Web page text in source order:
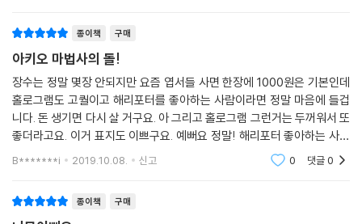
종이책 구매
아키오 마법사의 돌!
장수는 정말 몇장 안되지만 요즘 엽서들 사면 한장에 1000원은 기본인데
홀로그램도 고퀄이고 해리포터를 좋아하는 사람이라면 정말 마음에 들겁
니다. 돈 생기면 다시 살 거구요. 아 그리고 홀로그램 그런거는 두꺼워서 또
좋더라고요. 이거 표지도 이쁘구요. 예뻐요 정말! 해리포터 좋아하는 사람
들은 후회 안 합니다. 마법사의 돌 추억 하나하나 다시 새기며 우리 모두 윙
B*******i 2019.10.08. 신고 0 댓글0
종이책 구매